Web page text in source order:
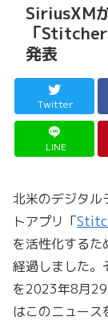
SiriusXM
「
発表
Twitter
LINE
北米のデジタル
トアプリ「
を活性化する
経過しました
を2023年8月29
はこのニュース